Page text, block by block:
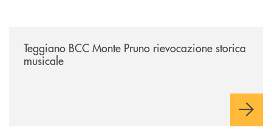
Teggiano BCC Monte Pruno rievocazione storica
musicale